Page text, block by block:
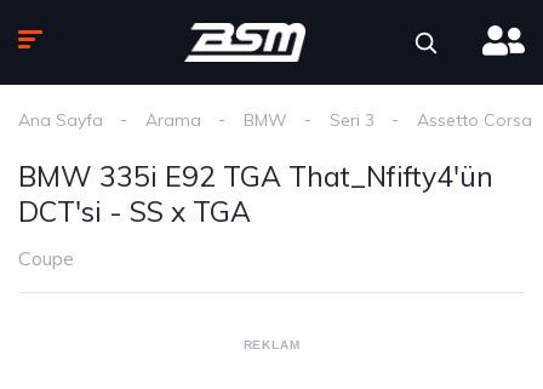
Ana Sayfa Arama BMW Seri 3 Assetto Corsa
BMW 335i E92 TGA That_Nfifty4'ün
DCT'si - SS x TGA
Coupe
REKLAM